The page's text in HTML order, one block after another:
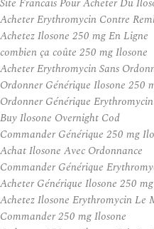
Acheter Erythromycin Contre
Achetez Ilosone 250 mg En Ligne
combien ça coûte 250 mg Ilosone
Acheter Erythromycin Sans
Ordonner Générique Ilosone 250
Ordonner Générique
Buy Ilosone Overnight Cod
Commander Générique 250 mg
Achat Ilosone Avec Ordonnance
Commander Générique
Acheter Générique Ilosone 250
Achetez Ilosone Erythromycin Le
Commander 250 mg Ilosone